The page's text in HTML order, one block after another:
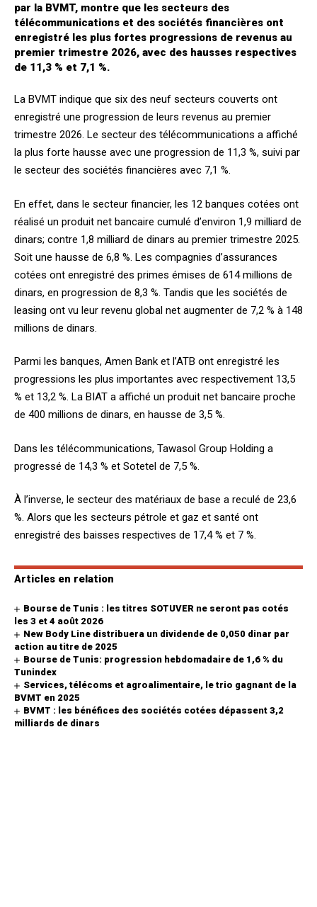
par la BVMT, montre que les secteurs des
télécommunications et des sociétés financières ont
enregistré les plus fortes progressions de revenus au
premier trimestre 2026, avec des hausses respectives
de 11,3 % et 7,1 %.
La BVMT indique que six des neuf secteurs couverts ont
enregistré une progression de leurs revenus au premier
trimestre 2026. Le secteur des télécommunications a affiché
la plus forte hausse avec une progression de 11,3 %, suivi par
le secteur des sociétés financières avec 7,1 %.
En effet, dans le secteur financier, les 12 banques cotées ont
réalisé un produit net bancaire cumulé d’environ 1,9 milliard de
dinars; contre 1,8 milliard de dinars au premier trimestre 2025.
Soit une hausse de 6,8 %. Les compagnies d’assurances
cotées ont enregistré des primes émises de 614 millions de
dinars, en progression de 8,3 %. Tandis que les sociétés de
leasing ont vu leur revenu global net augmenter de 7,2 % à 148
millions de dinars.
Parmi les banques, Amen Bank et l’ATB ont enregistré les
progressions les plus importantes avec respectivement 13,5
% et 13,2 %. La BIAT a affiché un produit net bancaire proche
de 400 millions de dinars, en hausse de 3,5 %.
Dans les télécommunications, Tawasol Group Holding a
progressé de 14,3 % et Sotetel de 7,5 %.
À l’inverse, le secteur des matériaux de base a reculé de 23,6
%. Alors que les secteurs pétrole et gaz et santé ont
enregistré des baisses respectives de 17,4 % et 7 %.
Articles en relation
Bourse de Tunis : les titres SOTUVER ne seront pas cotés
les 3 et 4 août 2026
New Body Line distribuera un dividende de 0,050 dinar par
action au titre de 2025
Bourse de Tunis: progression hebdomadaire de 1,6 % du
Tunindex
Services, télécoms et agroalimentaire, le trio gagnant de la
BVMT en 2025
BVMT : les bénéfices des sociétés cotées dépassent 3,2
milliards de dinars